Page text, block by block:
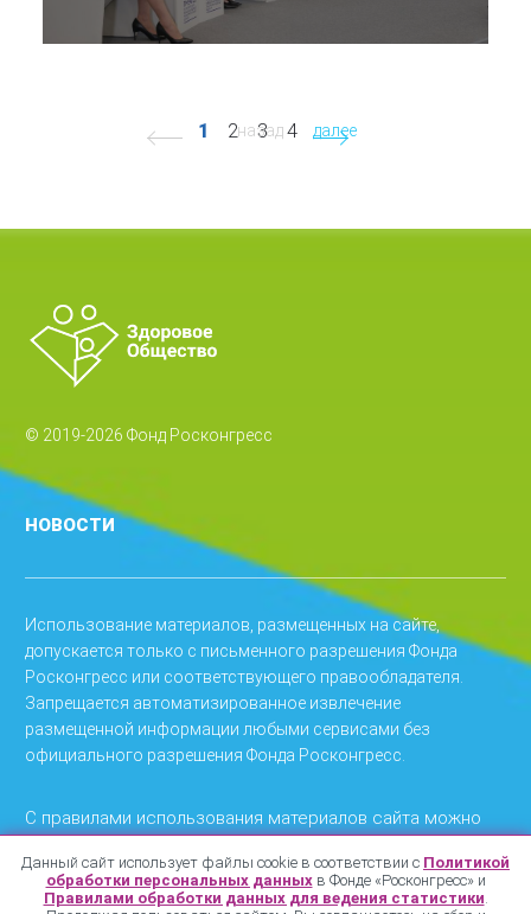
назад
1 2 3 4 далее
© 2019-2026 Фонд Росконгресс
НОВОСТИ
Использование материалов, размещенных на сайте,
допускается только с письменного разрешения Фонда
Росконгресс или соответствующего правообладателя.
Запрещается автоматизированное извлечение
размещенной информации любыми сервисами без
официального разрешения Фонда Росконгресс.
С правилами использования материалов сайта можно
ознакомиться
.
С политикой конфиденциальности можно ознакомиться
здесь.
Данный сайт использует файлы cookie в соответствии с Политикой
обработки персональных данныхв Фонде «Росконгресс» и
Правилами обработки данных для ведения статистики.